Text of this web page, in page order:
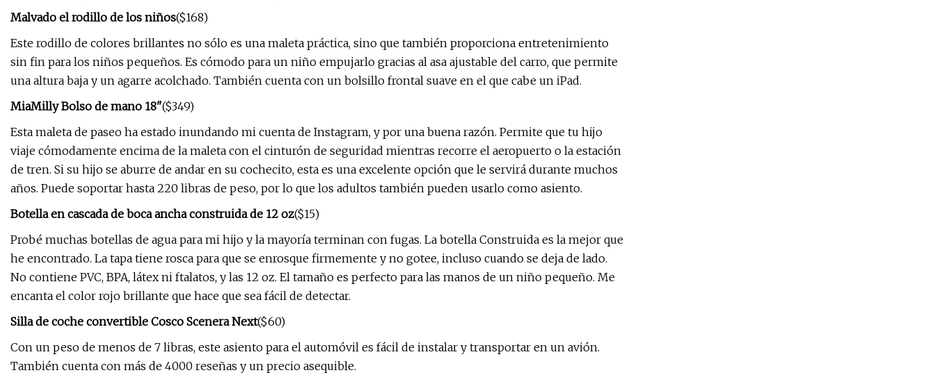
Malvado el rodillo de los niños($168)
Este rodillo de colores brillantes no sólo es una maleta práctica, sino que también proporciona entretenimiento
sin fin para los niños pequeños. Es cómodo para un niño empujarlo gracias al asa ajustable del carro, que permite
una altura baja y un agarre acolchado. También cuenta con un bolsillo frontal suave en el que cabe un iPad.
MiaMilly Bolso de mano 18"($349)
Esta maleta de paseo ha estado inundando mi cuenta de Instagram, y por una buena razón. Permite que tu hijo
viaje cómodamente encima de la maleta con el cinturón de seguridad mientras recorre el aeropuerto o la estación
de tren. Si su hijo se aburre de andar en su cochecito, esta es una excelente opción que le servirá durante muchos
años. Puede soportar hasta 220 libras de peso, por lo que los adultos también pueden usarlo como asiento.
Botella en cascada de boca ancha construida de 12 oz($15)
Probé muchas botellas de agua para mi hijo y la mayoría terminan con fugas. La botella Construida es la mejor que
he encontrado. La tapa tiene rosca para que se enrosque firmemente y no gotee, incluso cuando se deja de lado.
No contiene PVC, BPA, látex ni ftalatos, y las 12 oz. El tamaño es perfecto para las manos de un niño pequeño. Me
encanta el color rojo brillante que hace que sea fácil de detectar.
Silla de coche convertible Cosco Scenera Next($60)
Con un peso de menos de 7 libras, este asiento para el automóvil es fácil de instalar y transportar en un avión.
También cuenta con más de 4000 reseñas y un precio asequible.